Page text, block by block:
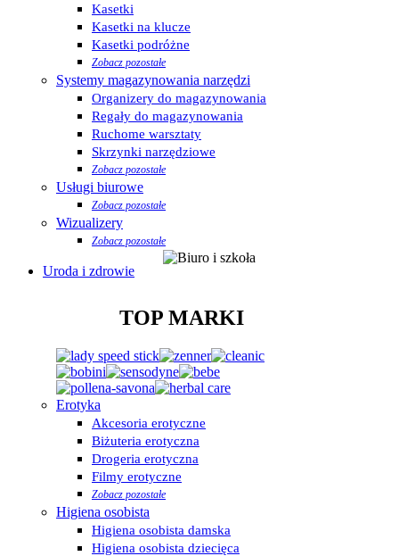
Kasetki
Kasetki na klucze
Kasetki podróżne
Zobacz pozostałe
Systemy magazynowania narzędzi
Organizery do magazynowania
Regały do magazynowania
Ruchome warsztaty
Skrzynki narzędziowe
Zobacz pozostałe
Usługi biurowe
Zobacz pozostałe
Wizualizery
Zobacz pozostałe
Uroda i zdrowie
TOP MARKI
Erotyka
Akcesoria erotyczne
Biżuteria erotyczna
Drogeria erotyczna
Filmy erotyczne
Zobacz pozostałe
Higiena osobista
Higiena osobista damska
Higiena osobista dziecięca